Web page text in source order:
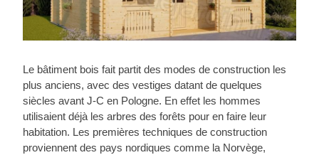
Le bâtiment bois fait partit des modes de construction les
plus anciens, avec des vestiges datant de quelques
siècles avant J-C en Pologne. En effet les hommes
utilisaient déjà les arbres des forêts pour en faire leur
habitation. Les premières techniques de construction
proviennent des pays nordiques comme la Norvège,